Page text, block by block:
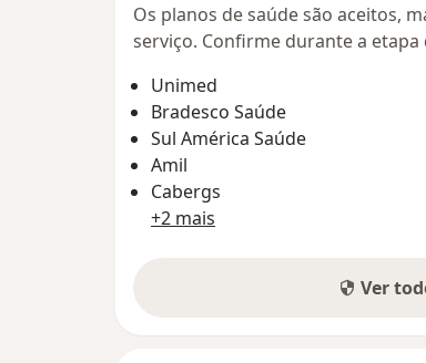
Os planos de saúde são aceitos,
serviço. Confirme durante a
Unimed
Bradesco Saúde
Sul América Saúde
Amil
Cabergs
+2 mais
Ver